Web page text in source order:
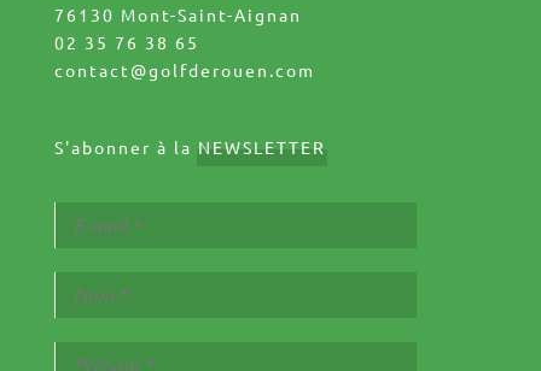
76130 Mont-Saint-Aignan
02 35 76 38 65
contact@golfderouen.com
S'abonner à la NEWSLETTER